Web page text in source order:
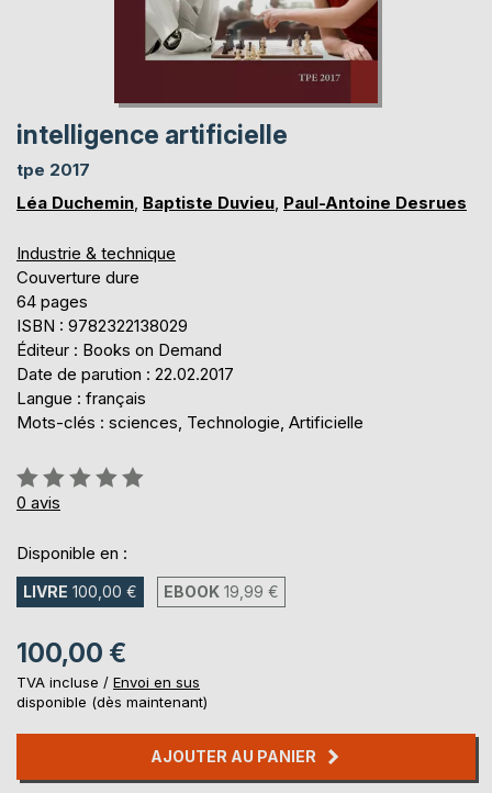
intelligence artificielle
tpe 2017
Léa Duchemin, Baptiste Duvieu, Paul-Antoine Desrues
Industrie & technique
Couverture dure
64 pages
ISBN : 9782322138029
Éditeur : Books on Demand
Date de parution : 22.02.2017
Langue : français
Mots-clés : sciences, Technologie, Artificielle
Évaluation:
0%
0 avis
Disponible en :
LIVRE 100,00 € EBOOK 19,99 €
100,00 €
TVA incluse / Envoi en sus
disponible (dès maintenant)
AJOUTER AU PANIER